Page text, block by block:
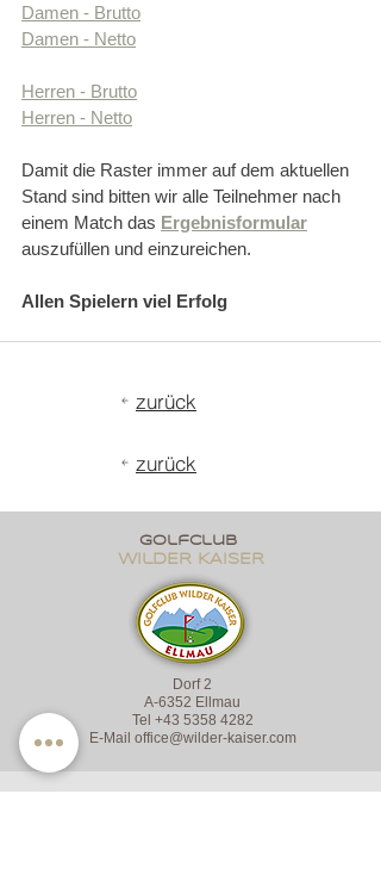
Damen - Brutto
Damen - Netto
Herren - Brutto
Herren - Netto
Damit die Raster immer auf dem aktuellen
Stand sind bitten wir alle Teilnehmer nach
einem Match das Ergebnisformular
auszufüllen und einzureichen.
Allen Spielern viel Erfolg
zurück
zurück
golfclub
wildER KAISER
Dorf 2
A-6352 Ellmau
Tel +43 5358 4282
E-Mail office@wilder-kaiser.com